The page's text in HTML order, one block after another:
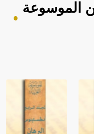
الموسوعة